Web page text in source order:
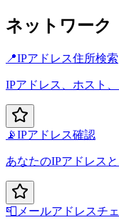
ネットワーク
📍IPアドレス住所検索
IPアドレス、ホスト
📡IPアドレス確認
あなたのIPアドレス
📮 メールアドレスチ